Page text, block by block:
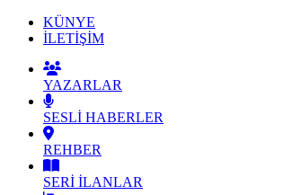
KÜNYE
İLETİŞİM
YAZARLAR
SESLİ HABERLER
REHBER
SERİ İLANLAR